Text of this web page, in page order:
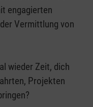
engagierten
Vermittlung von
wieder Zeit, dich
Projekten